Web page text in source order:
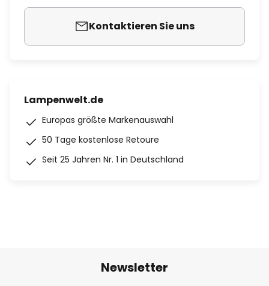
Kontaktieren Sie uns
Lampenwelt.de
Europas größte Markenauswahl
50 Tage kostenlose Retoure
Seit 25 Jahren Nr. 1 in Deutschland
Newsletter